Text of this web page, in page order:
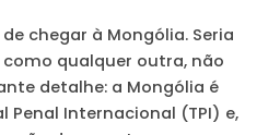
chegar à Mongólia. Seria
qualquer outra, não
detalhe: a Mongólia é
Penal Internacional (TPI) e,